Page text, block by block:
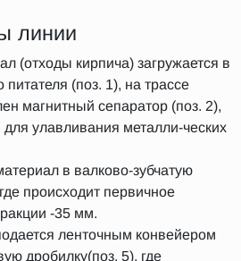
линии
(отходы кирпича) загружается в
питателя (поз. 1), на трассе
магнитный сепаратор (поз. 2),
улавливания металли-ческих
в валково-зубчатую
происходит первичное
-35 мм.
ленточным конвейером
дробилку(поз. 5), где